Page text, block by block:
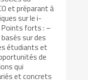
et préparant à
sur le i-
Points forts : –
sur des
étudiants et
de
qui
et concrets